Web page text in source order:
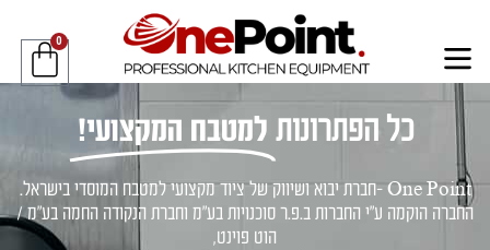
0
כל הפתרונות למטבח המקצועי!
One Point -חברת יבוא ושיווק של ציוד מקצועי למטבח המוסדי בישראל.
החברה הוקמה ע"י החברות ב.פ.ר סוכנויות בע"מ וחברת הנקודה החמה בע"מ /
הוט פוינט,